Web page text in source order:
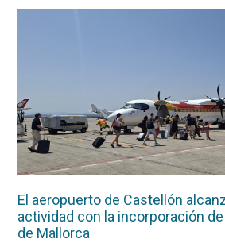
El aeropuerto de Castellón
actividad con la incorporación
de Mallorca